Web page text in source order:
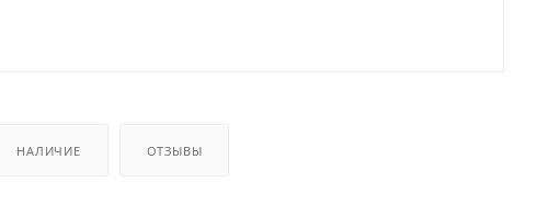
НАЛИЧИЕ ОТЗЫВЫ